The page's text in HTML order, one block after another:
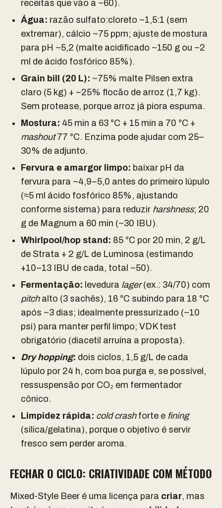
receitas que vão a ~60).
Água: razão sulfato:cloreto ~1,5:1 (sem
extremar), cálcio ~75 ppm; ajuste de mostura
para pH ~5,2 (malte acidificado ~150 g ou ~2
ml de ácido fosfórico 85%).
Grain bill (20 L): ~75% malte Pilsen extra
claro (5 kg) + ~25% flocão de arroz (1,7 kg).
Sem protease, porque arroz já piora espuma.
Mostura: 45 min a 63 °C + 15 min a 70 °C +
mashout77 °C. Enzima pode ajudar com 25–
30% de adjunto.
Fervura e amargor limpo: baixar pH da
fervura para ~4,9–5,0 antes do primeiro lúpulo
(≈5 ml ácido fosfórico 85%, ajustando
conforme sistema) para reduzir harshness; 20
g de Magnum a 60 min (~30 IBU).
Whirlpool/hop stand: 85 °C por 20 min, 2 g/L
de Strata + 2 g/L de Luminosa (estimando
+10–13 IBU de cada, total ~50).
Fermentação: levedura lager(ex.: 34/70) com
pitch alto (3 sachês), 16 °C subindo para 18 °C
após ~3 dias; idealmente pressurizado (~10
psi) para manter perfil limpo; VDK test
obrigatório (diacetil arruína a proposta).
Dry hopping: dois ciclos, 1,5 g/L de cada
lúpulo por 24 h, com boa purga e, se possível,
ressuspensão por CO₂ em fermentador
cônico.
Limpidez rápida: cold crashforte e fining
(sílica/gelatina), porque o objetivo é servir
fresco sem perder aroma.
FECHAR O CICLO: CRIATIVIDADE COM MÉTODO
Mixed-Style Beer é uma licença para criar, mas